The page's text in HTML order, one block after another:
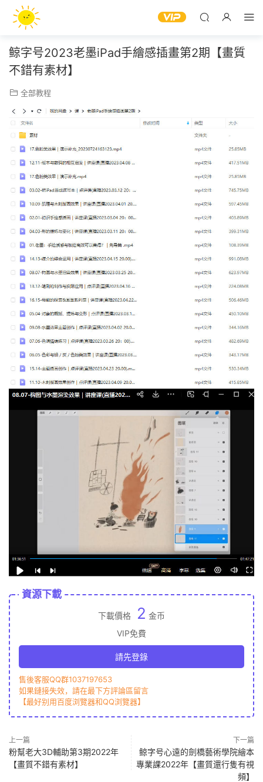
鲸字号2023老墨iPad手繪感插畫第2期【畫質
不錯有素材】
全部教程
資源下載
下載價格 2 金币
VIP免費
請先登錄
售後客服QQ群1037197653
如果鏈接失效，請在最下方評論區留言
【最好别用百度浏覽器和QQ浏覽器】
上一篇
粉幫老大3D輔助第3期2022年
【畫質不錯有素材】
下一篇
鲸字号心遠的劍橋藝術學院繪本
專業課2022年【畫質還行隻有視
頻】